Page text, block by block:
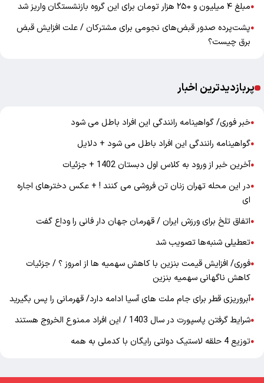
●مبلغ ۴ میلیون و ۲۵۰ هزار تومان برای این گروه بازنشستگان واریز شد
●پشت‌پرده صدور قبض‌های نجومی برای مشترکان / علت افزایش قبض
برق چیست؟
پربازدیدترین اخبار
●خبر فوری/ گواهینامه رانندگی این افراد باطل می شود
●گواهینامه رانندگی این افراد باطل می شود + دلایل
●آخرین خبر از ورود به کلاس اول دبستان 1402 + جزئیات
●در این محله تهران زنان تن فروشی می کنند ! + عکس دخترهای اجاره
ای
●اتفاق تلخ برای ورزش ایران / قهرمان جهان دار فانی را وداع گفت
●تعطیلی شنبه‌ها تصویب شد
●فوری/ افزایش قیمت بنزین با کاهش سهمیه ها از امروز ؟ / جزئیات
کاهش ناگهانی سهمیه بنزین
●آبروریزی قطر برای جام ملت های آسیا ادامه دارد/ قهرمانی را پس بگیرید
●شرایط گرفتن پاسپورت در سال 1403 / این افراد ممنوع الخروج هستند
●توزیع 4 حلقه لاستیک دولتی رایگان با کدملی به همه